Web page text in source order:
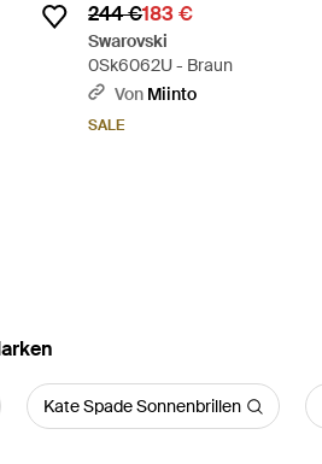
244 €183 €
Swarovski
0Sk6062U - Braun
Von Miinto
SALE
Kate Spade Sonnenbrillen